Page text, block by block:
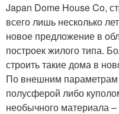
Japan Dome House Co,
всего лишь несколько
новое предложение в
построек жилого типа.
строить такие дома в
По внешним
полусферой либо
необычного материала